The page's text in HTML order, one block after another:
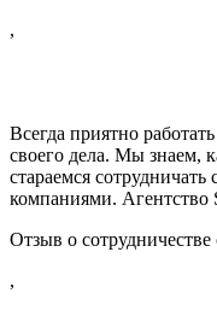
,
Всегда приятно
своего дела. Мы знаем,
стараемся
компаниями. Агентство
Отзыв о
,